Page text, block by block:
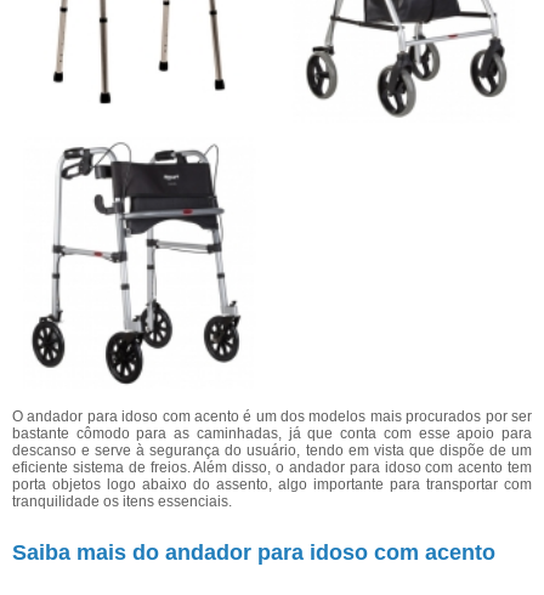
O andador para idoso com acento é um dos modelos mais procurados por ser
bastante cômodo para as caminhadas, já que conta com esse apoio para
descanso e serve à segurança do usuário, tendo em vista que dispõe de um
eficiente sistema de freios. Além disso, o andador para idoso com acento tem
porta objetos logo abaixo do assento, algo importante para transportar com
tranquilidade os itens essenciais.
Saiba mais do andador para idoso com acento